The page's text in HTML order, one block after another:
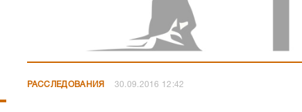
РАССЛЕДОВАНИЯ 30.09.2016 12:42